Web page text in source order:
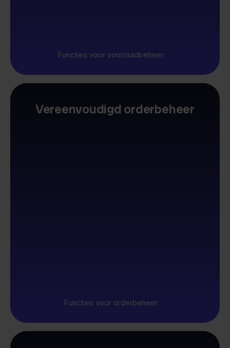
Functies voor voorraadbeheer
Vereenvoudigd orderbeheer
Functies voor orderbeheer